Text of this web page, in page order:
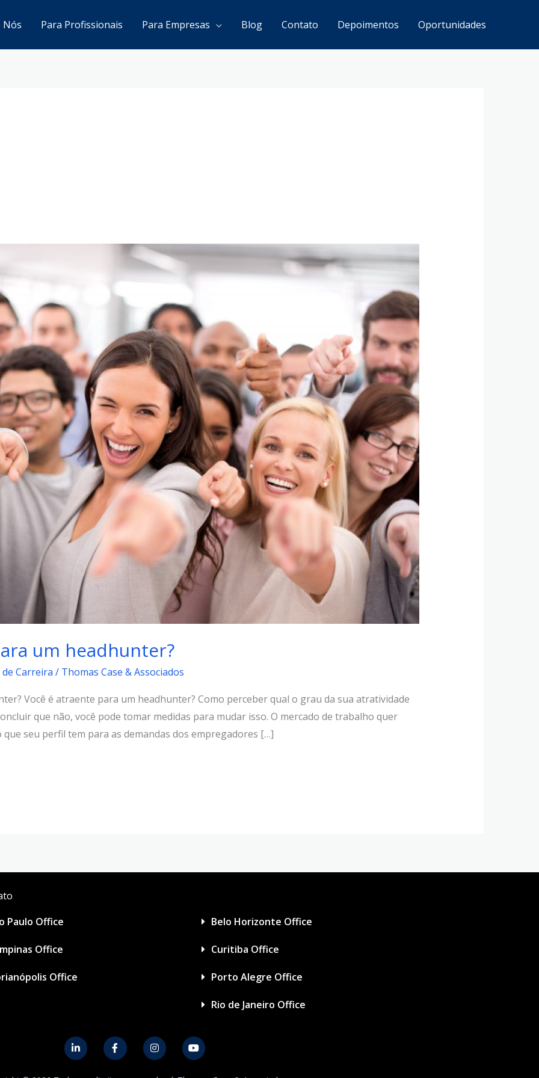
Nós Para Profissionais Para Empresas Blog Contato Depoimentos Oportunidades
um headhunter?
Carreira / Thomas Case & Associados
Você é atraente para um headhunter? Como perceber qual o grau da sua atratividade
que não, você pode tomar medidas para mudar isso. O mercado de trabalho quer
que seu perfil tem para as demandas dos empregadores […]
Paulo Office
Office
Office
Belo Horizonte Office
Curitiba Office
Porto Alegre Office
Rio de Janeiro Office
L
i
n
F
a
c
I
n
s
Y
o
u